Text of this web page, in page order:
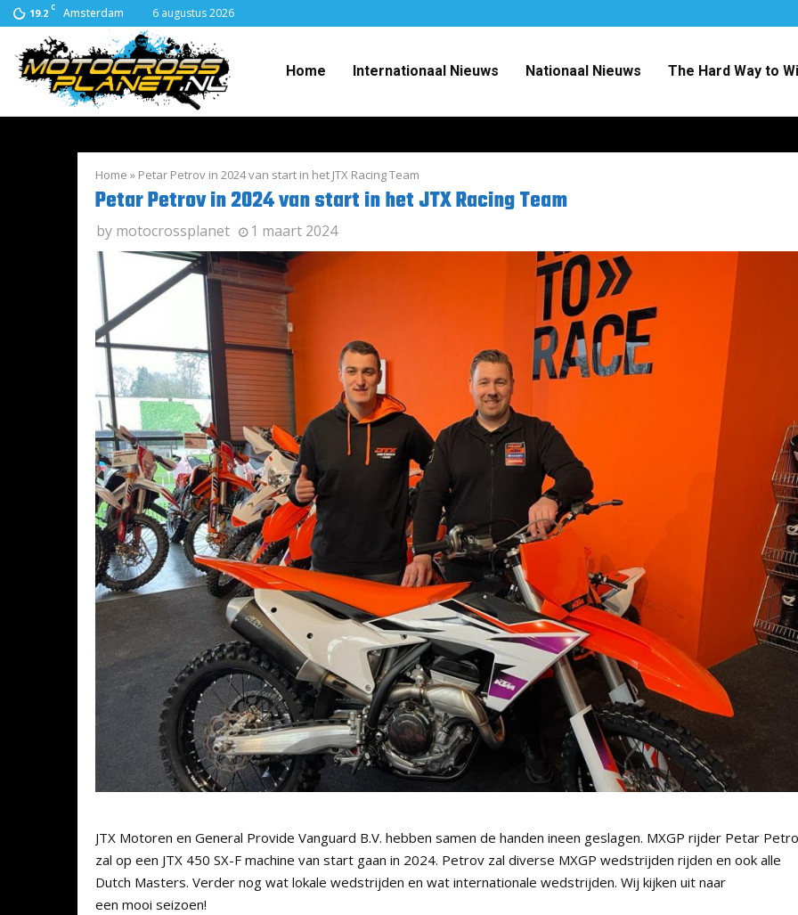
19.2 C Amsterdam 6 augustus 2026
Home Internationaal Nieuws Nationaal Nieuws The Hard Way to
Home » Petar Petrov in 2024 van start in het JTX Racing Team
Petar Petrov in 2024 van start in het JTX Racing Team
by motocrossplanet 1 maart 2024
JTX Motoren en General Provide Vanguard B.V. hebben samen de handen ineen geslagen. MXGP rijder Petar
zal op een JTX 450 SX-F machine van start gaan in 2024. Petrov zal diverse MXGP wedstrijden rijden en ook alle
Dutch Masters. Verder nog wat lokale wedstrijden en wat internationale wedstrijden. Wij kijken uit naar
een mooi seizoen!